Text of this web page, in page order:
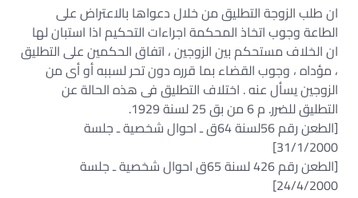
ان طلب الزوجة التطليق من خلال دعواها بالاعتراض على
الطاعة وجوب اتخاذ المحكمة اجراءات التحكيم اذا استبان لها
ان الخلاف مستحكم بين الزوجين ، اتفاق الحكمين على التطليق
، مؤداه ، وجوب القضاء بما قرره دون تحر لسببه أو أى من
الزوجين يسأل عنه . اختلاف التطليق فى هذه الحالة عن
التطليق للضرر. م 6 من بق 25 لسنة 1929.
[الطعن رقم 56لسنة 64ق ـ احوال شخصية ـ جلسة
31/1/2000]
[الطعن رقم 426 لسنة 65ق احوال شخصية ـ جلسة
24/4/2000]